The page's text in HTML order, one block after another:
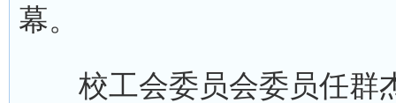
幕。
校工会委员会委员任群